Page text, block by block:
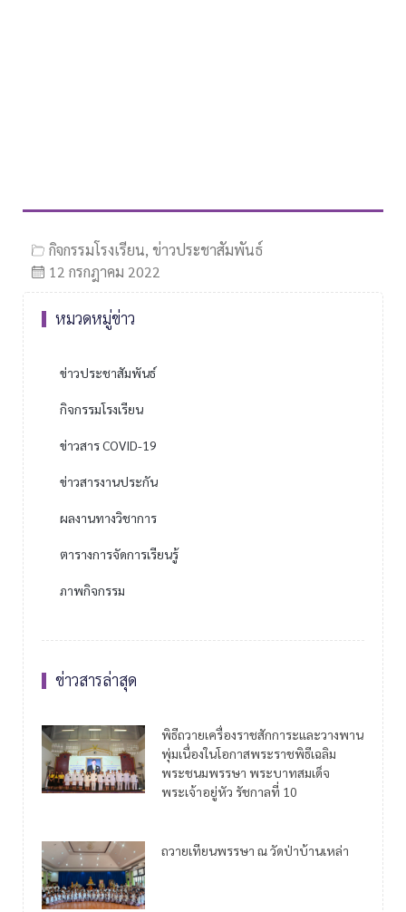
กิจกรรมโรงเรียน, ข่าวประชาสัมพันธ์
12 กรกฎาคม 2022
หมวดหมู่ข่าว
ข่าวประชาสัมพันธ์
กิจกรรมโรงเรียน
ข่าวสาร COVID-19
ข่าวสารงานประกัน
ผลงานทางวิชาการ
ตารางการจัดการเรียนรู้
ภาพกิจกรรม
ข่าวสารล่าสุด
พิธีถวายเครื่องราชสักการะและวางพาน
พุ่มเนื่องในโอกาสพระราชพิธีเฉลิม
พระชนมพรรษา พระบาทสมเด็จ
พระเจ้าอยู่หัว รัชกาลที่ 10
ถวายเทียนพรรษา ณ วัดป่าบ้านเหล่า